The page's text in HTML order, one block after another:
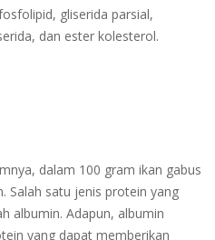
gliserida parsial,
dan ester kolesterol.
dalam 100 gram ikan gabus
Salah satu jenis protein yang
albumin. Adapun, albumin
yang dapat memberikan